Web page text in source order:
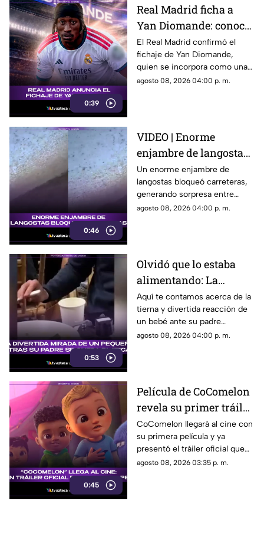
0:39
Real Madrid ficha a
Yan Diomande: conoce
al nuevo refuerzo que
llega al club español
El Real Madrid confirmó el
fichaje de Yan Diomande,
quien se incorpora como una
de las nuevas apuestas del
agosto 08, 2026 04:00 p. m.
0:46
VIDEO | Enorme
enjambre de langostas
bloquea carreteras
Un enorme enjambre de
langostas bloqueó carreteras,
generando sorpresa entre
conductores y usuarios que
agosto 08, 2026 04:00 p. m.
0:53
Olvidó que lo estaba
alimentando: La
divertida mirada de un
pequeño mientras su
padre se queda
platicando
Aquí te contamos acerca de la
tierna y divertida reacción de
un bebé ante su padre
distraído. Estos son todos los
agosto 08, 2026 04:00 p. m.
0:45
Película de CoComelon
revela su primer tráiler
oficial y emociona a sus
pequeños fans
CoComelon llegará al cine con
su primera película y ya
presentó el tráiler oficial que
sorprendió a sus seguidores.
agosto 08, 2026 03:35 p. m.